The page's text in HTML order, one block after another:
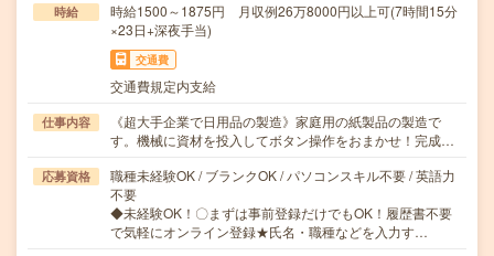
時給
時給1500～1875円 月収例26万8000円以上可(7時間15分
×23日+深夜手当)
交通費
交通費規定内支給
仕事内容
《超大手企業で日用品の製造》家庭用の紙製品の製造で
す。機械に資材を投入してボタン操作をおまかせ！完成…
応募資格
職種未経験OK / ブランクOK / パソコンスキル不要 / 英語力
不要
◆未経験OK！〇まずは事前登録だけでもOK！履歴書不要
で気軽にオンライン登録★氏名・職種などを入力す…